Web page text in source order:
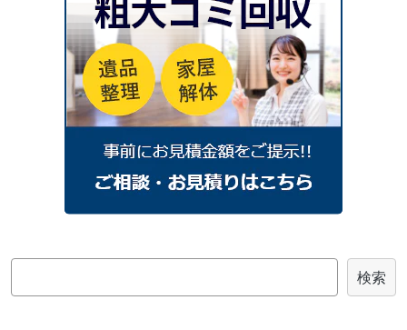
年
2024年12月 2024年11月
2024年10月
2024年9月
2024年8月
2024年7月
2024年6月
2024年4月
2024年3月
2024年2月
2024年1月
2023年7月 2023年4月
2023年3月
2023年2月
2023年1月
2022年
検
索
検索